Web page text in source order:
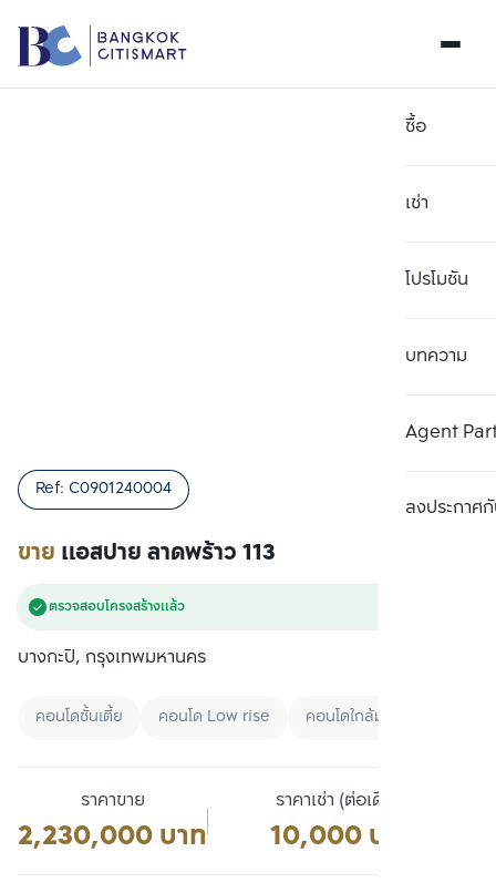
ซื้อ
เช่า
โปรโมชัน
บทความ
Agent
ลงประกาศกั
ขาย แอสปาย ลาดพร้าว 113
Ref: C0901240004
ตรวจสอบโครงสร้างแล้ว
บางกะปิ, กรุงเทพมหานคร
คอนโดชั้นเตี้ย คอนโด Low rise คอนโดใกล้มหาลัย
ราคาขาย
2,230,000 บาท
ราคาเช่า (ต่อเดือน)
10,000 บาท
เปรียบเทียบ